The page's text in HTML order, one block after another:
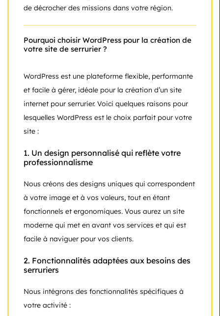
de décrocher des missions dans votre région.
Pourquoi choisir WordPress pour la création de
votre site de serrurier ?
WordPress est une plateforme flexible, performante
et facile à gérer, idéale pour la création d’un site
internet pour serrurier. Voici quelques raisons pour
lesquelles WordPress est le choix parfait pour votre
site :
1. Un design personnalisé qui reflète votre
professionnalisme
Nous créons des designs uniques qui correspondent
à votre image et à vos valeurs, tout en étant
fonctionnels et ergonomiques. Vous aurez un site
moderne qui met en avant vos services et qui est
facile à naviguer pour vos clients.
2. Fonctionnalités adaptées aux besoins des
serruriers
Nous intégrons des fonctionnalités spécifiques à
votre activité :